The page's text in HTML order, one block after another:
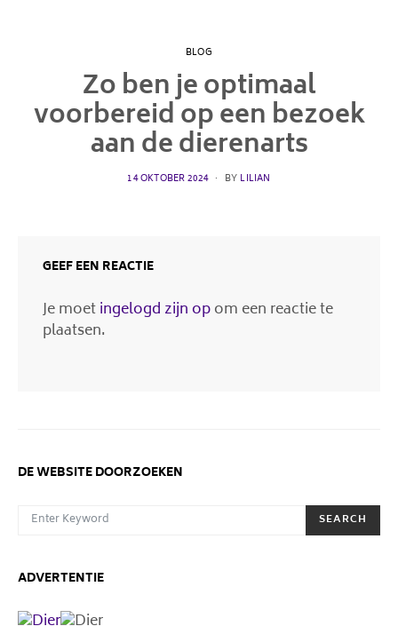
BLOG
Zo ben je optimaal
voorbereid op een bezoek
aan de dierenarts
POSTED
14 OKTOBER 2024 BY LILIAN
GEEF EEN REACTIE
Je moetingelogd zijn opom een reactie te
plaatsen.
DE WEBSITE DOORZOEKEN
SEARCH FOR:
SEARCH
ADVERTENTIE